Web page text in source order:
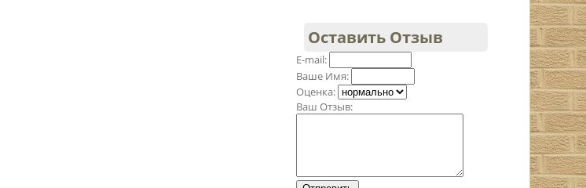
Оставить Отзыв
E-mail:
Ваше Имя:
Оценка:
Ваш Отзыв: